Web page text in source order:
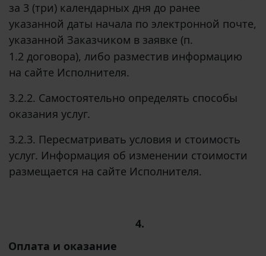
за 3 (три) календарных дня до ранее
указанной даты начала по электронной почте,
указанной Заказчиком в заявке (п.
1.2 договора), либо разместив информацию
на сайте Исполнителя.
3.2.2. Самостоятельно определять способы
оказания услуг.
3.2.3. Пересматривать условия и стоимость
услуг. Информация об изменении стоимости
размещается на сайте Исполнителя.
4.
Оплата и оказание